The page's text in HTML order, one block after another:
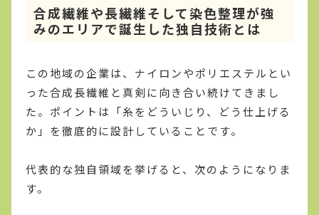
合成繊維や長繊維そして染色整理が強
みのエリアで誕生した独自技術とは
この地域の企業は、ナイロンやポリエステルとい
った合成長繊維と真剣に向き合い続けてきまし
た。ポイントは「糸をどういじり、どう仕上げる
か」を徹底的に設計していることです。
代表的な独自領域を挙げると、次のようになりま
す。